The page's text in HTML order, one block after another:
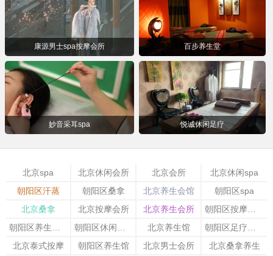
康源男士spa按摩会所 百步养生堂
妙音采耳spa 悦诚休闲足疗
北京spa 北京休闲会所 北京会所
北京休闲spa
朝阳区汗蒸
朝阳区桑拿 北京养生会馆
朝阳区spa
北京桑拿
北京按摩会所 北京养生会所
北京养生馆
北京泰式按摩
朝阳区养生馆 北京男士会所
北京桑拿养生